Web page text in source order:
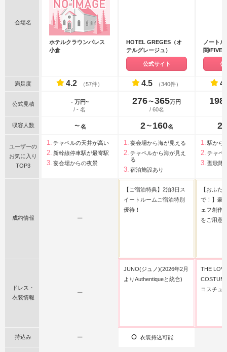
会場名
ホテルクラウンパレス
小倉
HOTEL GREGES（オ
テルグレージュ）
公式サイト
ノート
関/
公
満足度 4.2 （57件） 4.5 （340件）
公式見積
- 万円~
/ - 名
276〜365万円
/ 60名
198
収容人数 〜 名 2 〜 160名 2
ユーザーの
お気に入り
TOP3
チャペルの天井が高い
新幹線停車駅が最寄駅
宴会場からの夜景
宴会場から海が見える
チャペルから海が見え
る
宿泊施設あり
駅から
チャペ
聖歌隊
成約情報 ー
【ご宿泊特典】2泊3日ス
イートルームご宿泊特別
優待！
【おふた
で！】豪
ェフ創作
をご用意
ドレス・
衣装情報
ー
JUNO(ジュノ)(2026年2月
よりAuthentiqueと統合)
THE
コスチュ
持込み ー 衣装持込可能